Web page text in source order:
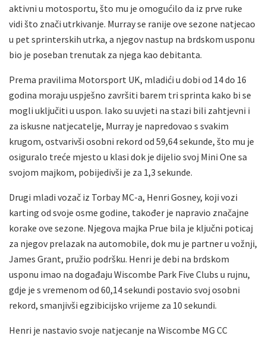
aktivni u motosportu, što mu je omogućilo da iz prve ruke
vidi što znači utrkivanje. Murray se ranije ove sezone natjecao
u pet sprinterskih utrka, a njegov nastup na brdskom usponu
bio je poseban trenutak za njega kao debitanta.
Prema pravilima Motorsport UK, mladići u dobi od 14 do 16
godina moraju uspješno završiti barem tri sprinta kako bi se
mogli uključiti u uspon. Iako su uvjeti na stazi bili zahtjevni i
za iskusne natjecatelje, Murray je napredovao s svakim
krugom, ostvarivši osobni rekord od 59,64 sekunde, što mu je
osiguralo treće mjesto u klasi dok je dijelio svoj Mini One sa
svojom majkom, pobijedivši je za 1,3 sekunde.
Drugi mladi vozač iz Torbay MC-a, Henri Gosney, koji vozi
karting od svoje osme godine, također je napravio značajne
korake ove sezone. Njegova majka Prue bila je ključni poticaj
za njegov prelazak na automobile, dok mu je partner u vožnji,
James Grant, pružio podršku. Henri je debi na brdskom
usponu imao na događaju Wiscombe Park Five Clubs u rujnu,
gdje je s vremenom od 60,14 sekundi postavio svoj osobni
rekord, smanjivši egzibicijsko vrijeme za 10 sekundi.
Henri je nastavio svoje natjecanje na Wiscombe MG CC